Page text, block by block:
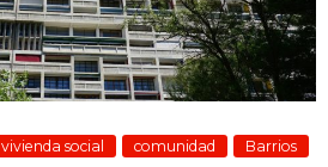
vivienda social comunidad
Barrios